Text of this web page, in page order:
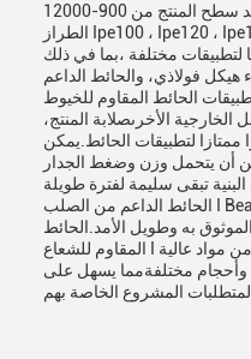
الاستدامةيمتد سطح المنتج من 900-12000mm ، ويشمل رقم
الطراز Ipe100 ، Ipe120 ، Ipe180 ، Ipe200. المنتج متعدد
لتطبيقات مختلفة ،بما في ذلك
هيكل فولاذي، والحائط الداعم
الحائط المقاوم للخيوط
الخارجية الأخرىصلابة المنتج،
ممتازا لتطبيقات الحائط.يمكن
أن يتحمل وزن وضغط الجدار
الحائط الداعم من الصلب I Beam هو خيار شائع للعملاء الذين
به وطويل الأمد.الحائط
المقاوم للشعاع I هو خيار ممتاز لأنه مصنوع من مواد عالية
وأحجام مختلفةمما يسهل على